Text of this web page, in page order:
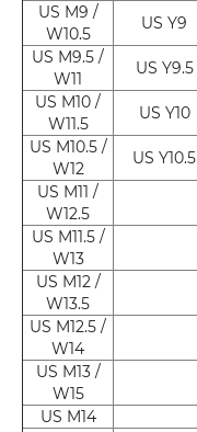
US M9 /
W10.5
US Y9
US M9.5 /
W11
US Y9.5
US M10 /
W11.5
US Y10
US M10.5 /
W12
US Y10.5
US M11 /
W12.5
US M11.5 /
W13
US M12 /
W13.5
US M12.5 /
W14
US M13 /
W15
US M14